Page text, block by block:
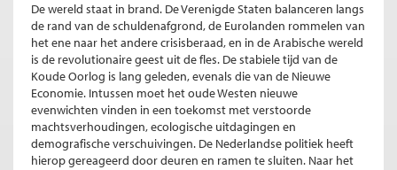
De wereld staat in brand. De Verenigde Staten balanceren langs
de rand van de schuldenafgrond, de Eurolanden rommelen van
het ene naar het andere crisisberaad, en in de Arabische wereld
is de revolutionaire geest uit de fles. De stabiele tijd van de
Koude Oorlog is lang geleden, evenals die van de Nieuwe
Economie. Intussen moet het oude Westen nieuwe
evenwichten vinden in een toekomst met verstoorde
machtsverhoudingen, ecologische uitdagingen en
demografische verschuivingen. De Nederlandse politiek heeft
hierop gereageerd door deuren en ramen te sluiten. Naar het